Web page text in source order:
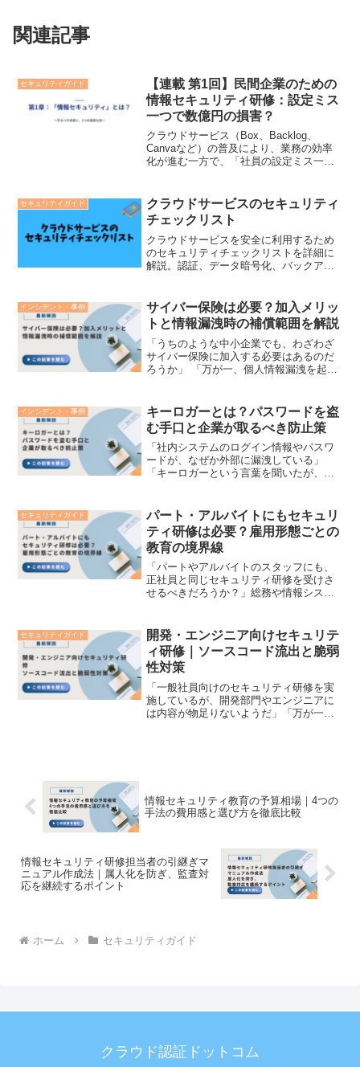
関連記事
セキュリティガイド
【連載 第1回】民間企業のための
情報セキュリティ研修：設定ミス
一つで数億円の損害？
クラウドサービス（Box、Backlog、
Canvaなど）の普及により、業務の効率
化が進む一方で、「社員の設定ミス一
展するリスクが、いま民間企業で急増し
ています。しかし、...
セキュリティガイド
クラウドサービスのセキュリティ
チェックリスト
クラウドサービスを安全に利用するため
のセキュリティチェックリストを詳細に
解説。認証、データ暗号化、バックアッ
の参考資料として活用ください。
インシデント・事例
サイバー保険は必要？加入メリッ
トと情報漏洩時の補償範囲を解説
「うちのような中小企業でも、わざわざ
サイバー保険に加入する必要はあるのだ
ろうか」 「万が一、個人情報漏洩を起こ
な、サイバーリスクへの金銭的な備えに
ついて検討している経営者...
インシデント・事例
キーロガーとは？パスワードを盗
む手口と企業が取るべき防止策
「社内システムのログイン情報やパスワ
ードが、なぜか外部に漏洩している」
「キーロガーという言葉を聞いたが、具
の活用が日常ルーティンとなる中、サイ
バー犯罪者が最も欲しがる...
セキュリティガイド
パート・アルバイトにもセキュリ
ティ研修は必要？雇用形態ごとの
教育の境界線
「パートやアルバイトのスタッフにも、
正社員と同じセキュリティ研修を受けさ
せるべきだろうか？」総務や情報システ
ら」「そこまで重要機密に触れるわけで
はないから」と、非正規...
セキュリティガイド
開発・エンジニア向けセキュリテ
ィ研修｜ソースコード流出と脆弱
性対策
「一般社員向けのセキュリティ研修を実
施しているが、開発部門やエンジニアに
は内容が物足りないようだ」「万が一、
情報セキュリティ教育の予算相場｜4つの
手法の費用感と選び方を徹底比較
情報セキュリティ研修担当者の引継ぎマ
ニュアル作成法｜属人化を防ぎ、監査対
応を継続するポイント
ホーム セキュリティガイド
クラウド認証ドットコム